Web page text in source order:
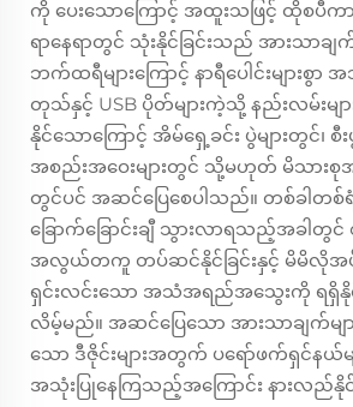
ကို ပေးသောကြောင့် အထူးသဖြင့် ထိုစပီက
ရာနေရာတွင် သုံးနိုင်ခြင်းသည် အားသာခ
ဘက်ထရီများကြောင့် နာရီပေါင်းများစွာ
တုသ်နှင့် USB ပိုတ်များကဲ့သို့ နည်းလမ်းမျ
နိုင်သောကြောင့် အိမ်ရှေ့ခင်း ပွဲများတွင်၊ စီး
အစည်းအဝေးများတွင် သို့မဟုတ် မိသားစုအသ
တွင်ပင် အဆင်ပြေစေပါသည်။ တစ်ခါတစ်
ခြောက်ခြောင်းချီ သွားလာရသည့်အခါတွ
အလွယ်တကူ တပ်ဆင်နိုင်ခြင်းနှင့် မိမိလိုအ
ရှင်းလင်းသော အသံအရည်အသွေးကို ရရှိနို
လိမ့်မည်။ အဆင်ပြေသော အားသာချက်မျ
သော ဒီဇိုင်းများအတွက် ပရော်ဖက်ရှင်န
အသုံးပြုနေကြသည့်အကြောင်း နားလည်နို